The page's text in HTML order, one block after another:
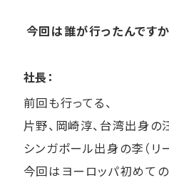
今回は誰が行ったんですか
社長：
前回も行ってる、
片野、岡崎淳、台湾出身の汪
シンガポール出身の李（リ
今回はヨーロッパ初めての